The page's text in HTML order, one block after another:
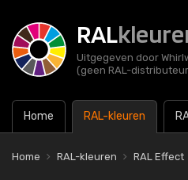
RAL
Uitgegeven door
(geen RAL-
Home RAL-kleuren
Home RAL-kleuren RAL Effect